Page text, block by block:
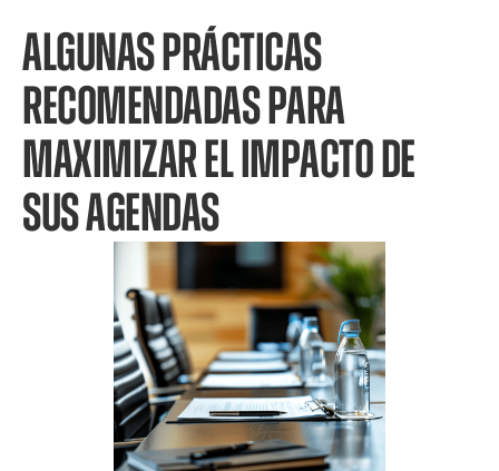
ALGUNAS PRÁCTICAS
RECOMENDADAS PARA
MAXIMIZAR EL IMPACTO DE
SUS AGENDAS